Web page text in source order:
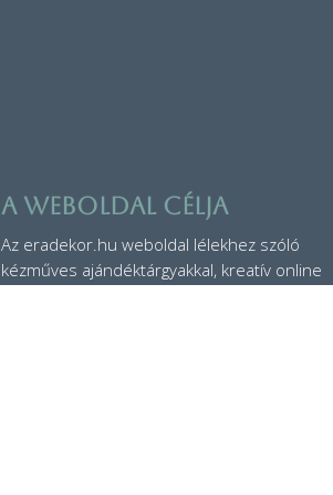
A weboldal célja
Az eradekor.hu weboldal lélekhez szóló
kézműves ajándéktárgyakkal, kreatív online